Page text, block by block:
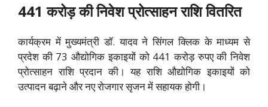
441 करोड़ की निवेश प्रोत्साहन राशि वितरित
कार्यक्रम में मुख्यमंत्री डॉ. यादव ने सिंगल क्लिक के माध्यम से
प्रदेश की 73 औद्योगिक इकाइयों को 441 करोड़ रुपए की निवेश
प्रोत्साहन राशि प्रदान की। यह राशि औद्योगिक इकाइयों को
उत्पादन बढ़ाने और नए रोजगार सृजन में सहायक होगी।